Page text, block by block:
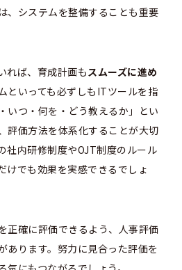
、システムを整備することも重要
れば、育成計画も スムーズに進め
といっても必ずしもITツールを指
いつ・何を・どう教えるか」とい
評価方法を体系化することが大切
社内研修制度やOJT制度のルール
けでも効果を実感できるでしょ
正確に評価できるよう、人事評価
あります。努力に見合った評価を